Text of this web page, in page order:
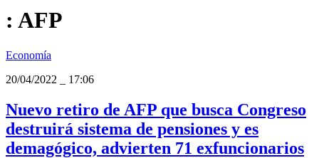
: AFP
Economía
20/04/2022
17:06
Nuevo retiro de AFP que busca Congreso
destruirá sistema de pensiones y es
demagógico, advierten 71 exfuncionarios